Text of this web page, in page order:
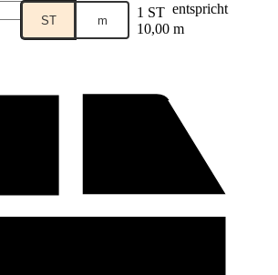
ST m 1 ST entspricht
10,00 m